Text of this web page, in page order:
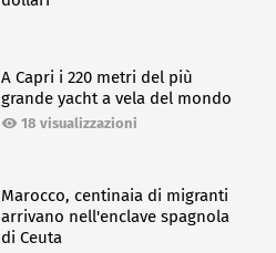
A Capri i 220 metri del più
grande yacht a vela del mondo
18 visualizzazioni
Marocco, centinaia di migranti
arrivano nell'enclave spagnola
di Ceuta